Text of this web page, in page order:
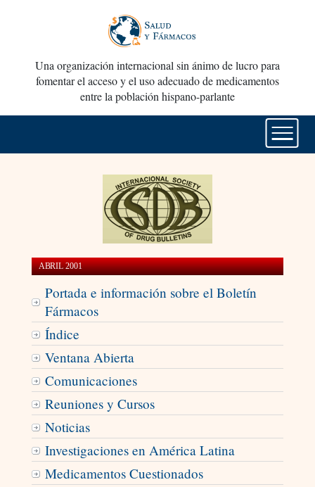
Una organización internacional sin ánimo de lucro para
fomentar el acceso y el uso adecuado de medicamentos
entre la población hispano-parlante
ABRIL 2001
Portada e información sobre el Boletín
Fármacos
Índice
Ventana Abierta
Comunicaciones
Reuniones y Cursos
Noticias
Investigaciones en América Latina
Medicamentos Cuestionados